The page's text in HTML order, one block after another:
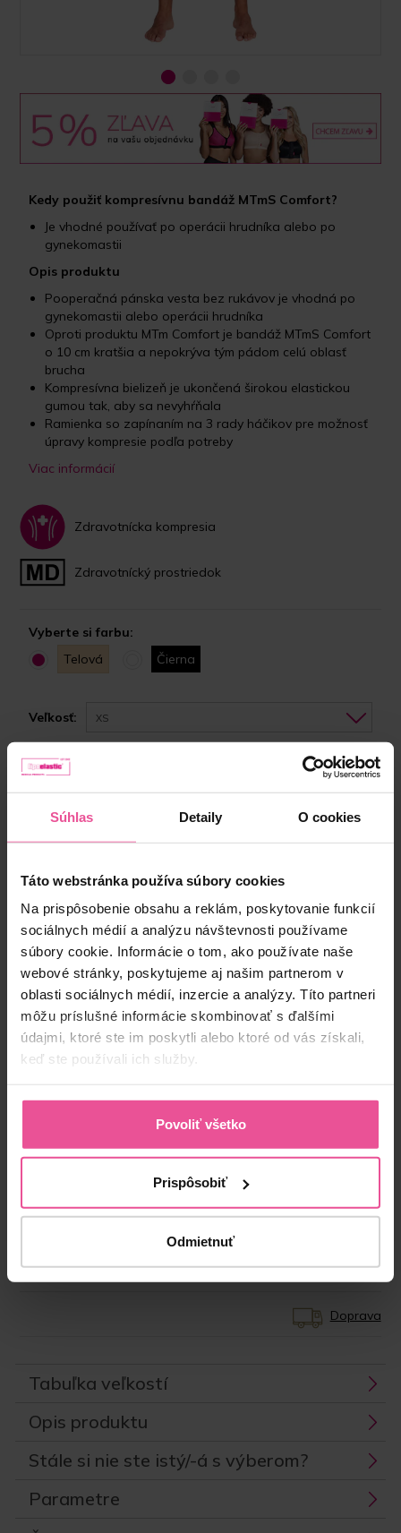
Súhlas Detaily O cookies
Táto webstránka používa súbory cookies
Na prispôsobenie obsahu a reklám, poskytovanie funkcií
sociálnych médií a analýzu návštevnosti používame
súbory cookie. Informácie o tom, ako používate naše
webové stránky, poskytujeme aj našim partnerom v
oblasti sociálnych médií, inzercie a analýzy. Títo partneri
môžu príslušné informácie skombinovať s ďalšími
údajmi, ktoré ste im poskytli alebo ktoré od vás získali,
keď ste používali ich služby.
Povoliť všetko
Prispôsobiť
Odmietnuť
Kedy použiť kompresívnu bandáž MTmS Comfort?
Je vhodné používať po operácii hrudníka alebo po
gynekomastii
Opis produktu
Pooperačná pánska vesta bez rukávov je vhodná po
gynekomastii alebo operácii hrudníka
Oproti produktu MTm Comfort je bandáž MTmS Comfort
o 10 cm kratšia a nepokrýva tým pádom celú oblasť
brucha
Kompresívna bielizeň je ukončená širokou elastickou
gumou tak, aby sa nevyhŕňala
Ramienka so zapínaním na 3 rady háčikov pre možnosť
úpravy kompresie podľa potreby
Viac informácií
Zdravotnícka kompresia
Zdravotnícký prostriedok
Vyberte si farbu:
Telová
Čierna
Veľkosť: XS
Vyberte si správnu veľkosť
55,90 €
- + Vložiť do košíka
“S kompresívnym prádlom od LIPOELASTIC
pooperačného prádla považujem za veľmi
dôležité, pretože môže veľmi pozitívne ovplyvniť a
podporiť očakávaný výsledok zákroku.”
LIPO-MTmS00C00R
Výrobca:LIPOELASTIC
Doprava
Tabuľka veľkostí
Opis produktu
Stále si nie ste istý/-á s výberom?
Parametre